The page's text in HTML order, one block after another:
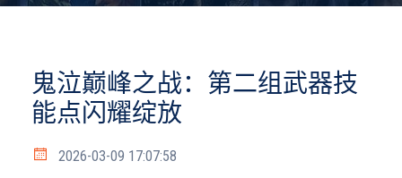
鬼泣巅峰之战：第二组武器技
能点闪耀绽放
2026-03-09 17:07:58